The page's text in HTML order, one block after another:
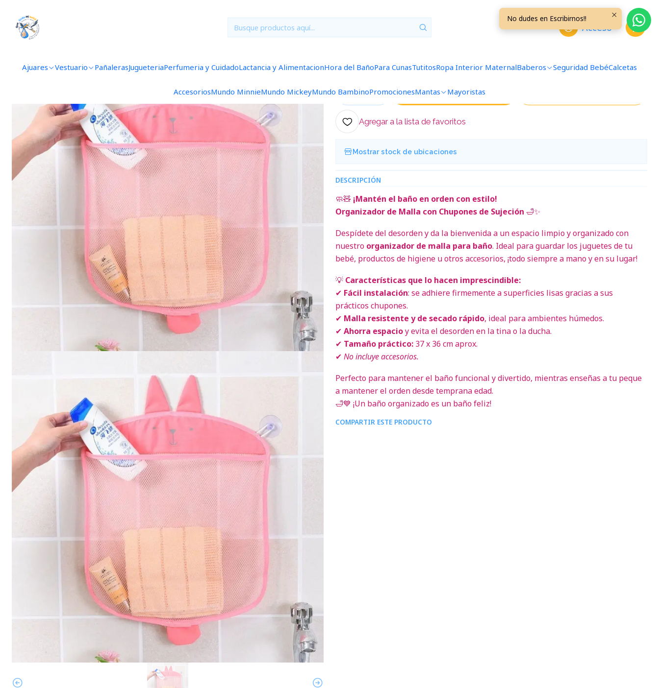
Acceso
Ajuares Vestuario PañalerasJugueteriaPerfumeria y CuidadoLactancia y AlimentacionHora del BañoPara CunasTutitosRopa Interior MaternalBaberos Seguridad BebéCalcetas
AccesoriosMundo MinnieMundo MickeyMundo BambinoPromocionesMantas Mayoristas
5.0 1 reseña
Agregar al Carro
Agregar a la lista de favoritos
Mostrar stock de ubicaciones
DESCRIPCIÓN
🧼🧸 ¡Mantén el baño en orden con estilo!
Organizador de Malla con Chupones de Sujeción 🛁✨
Despídete del desorden y da la bienvenida a un espacio limpio y organizado con
nuestro organizador de malla para baño. Ideal para guardar los juguetes de tu
bebé, productos de higiene u otros accesorios, ¡todo siempre a mano y en su lugar!
💡 Características que lo hacen imprescindible:
✔ Fácil instalación: se adhiere firmemente a superficies lisas gracias a sus
prácticos chupones.
✔ Malla resistente y de secado rápido, ideal para ambientes húmedos.
✔ Ahorra espacioy evita el desorden en la tina o la ducha.
✔ Tamaño práctico: 37 x 36 cm aprox.
✔ No incluye accesorios.
Perfecto para mantener el baño funcional y divertido, mientras enseñas a tu peque
a mantener el orden desde temprana edad.
🛁💙 ¡Un baño organizado es un baño feliz!
COMPARTIR ESTE PRODUCTO
No dudes en Escribirnos!!